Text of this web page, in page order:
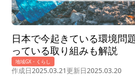
地域GX・くらし
作成日2025.03.21更新日2025.03.20
日本で今起きている環境問
っている取り組みも解説